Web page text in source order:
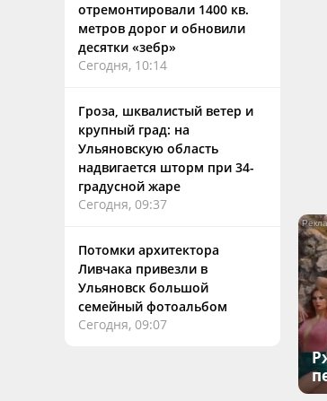
отремонтировали 1400 кв.
метров дорог и обновили
десятки «зебр»
Сегодня, 10:14
Гроза, шквалистый ветер и
крупный град: на
Ульяновскую область
надвигается шторм при 34-
градусной жаре
Сегодня, 09:37
Потомки архитектора
Ливчака привезли в
Ульяновск большой
семейный фотоальбом
Сегодня, 09:07